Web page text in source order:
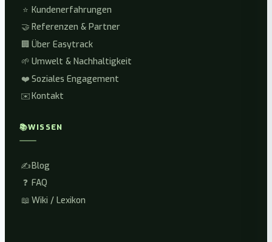
⭐ Kundenerfahrungen
🤝 Referenzen & Partner
🏢 Über Easytrack
🌱 Umwelt & Nachhaltigkeit
❤️ Soziales Engagement
✉️Kontakt
📚WISSEN
✍️Blog
❓ FAQ
📖 Wiki / Lexikon